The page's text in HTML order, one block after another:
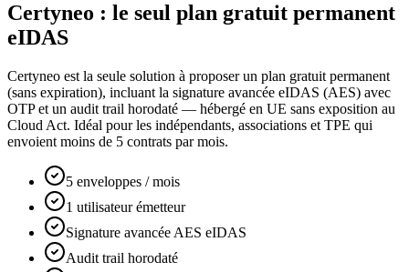
Certyneo : le seul plan gratuit permanent
eIDAS
Certyneo est la seule solution à proposer un plan gratuit permanent
(sans expiration), incluant la signature avancée eIDAS (AES) avec
OTP et un audit trail horodaté — hébergé en UE sans exposition au
Cloud Act. Idéal pour les indépendants, associations et TPE qui
envoient moins de 5 contrats par mois.
5 enveloppes / mois
1 utilisateur émetteur
Signature avancée AES eIDAS
Audit trail horodaté